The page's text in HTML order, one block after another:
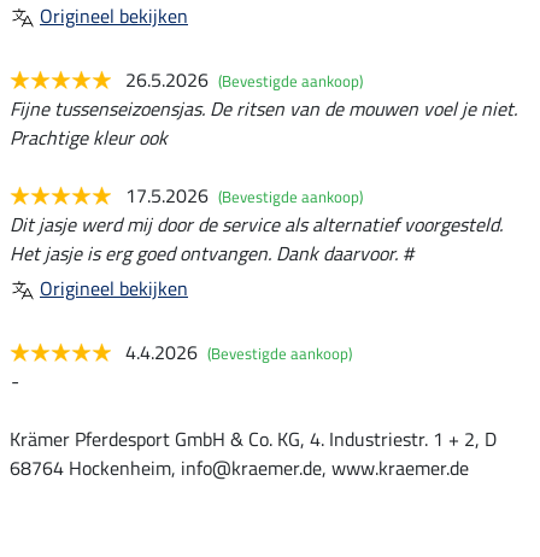
Origineel bekijken
26.5.2026 (Bevestigde aankoop)
Fijne tussenseizoensjas. De ritsen van de mouwen voel je niet.
Prachtige kleur ook
17.5.2026 (Bevestigde aankoop)
Dit jasje werd mij door de service als alternatief voorgesteld.
Het jasje is erg goed ontvangen. Dank daarvoor. #
Origineel bekijken
4.4.2026 (Bevestigde aankoop)
-
Krämer Pferdesport GmbH & Co. KG, 4. Industriestr. 1 + 2, D
68764 Hockenheim, info@kraemer.de, www.kraemer.de